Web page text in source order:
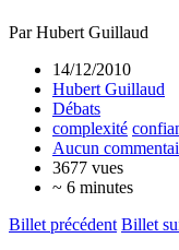
Par Hubert Guillaud
14/12/2010
Hubert Guillaud
Débats
complexité
Aucun
3677 vues
~ 6 minutes
Billet précédent Billet